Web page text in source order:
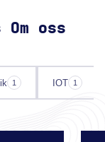
oss
1 IOT 1